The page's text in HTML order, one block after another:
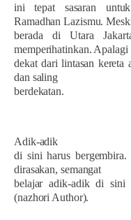
ini tepat sasaran
Ramadhan Lazismu.
berada di Utara
memperihatinkan. Apalagi
dekat dari lintasan kereta
dan saling
berdekatan.
Adik-adik
di sini harus
dirasakan, semangat
belajar adik-adik di sini
(nazhori Author).